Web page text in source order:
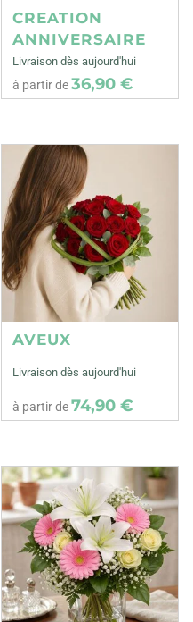
CREATION
ANNIVERSAIRE
Livraison dès aujourd'hui
à partir de36,90 €
AVEUX
Livraison dès aujourd'hui
à partir de74,90 €